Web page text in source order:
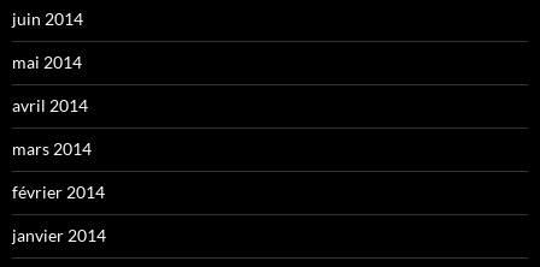
juin 2014
mai 2014
avril 2014
mars 2014
février 2014
janvier 2014